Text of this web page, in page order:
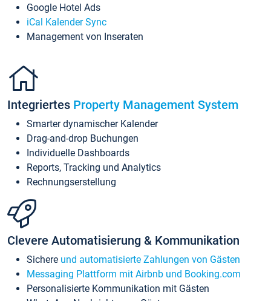
Google Hotel Ads
iCal Kalender Sync
Management von Inseraten
Integriertes Property Management System
Smarter dynamischer Kalender
Drag-and-drop Buchungen
Individuelle Dashboards
Reports, Tracking und Analytics
Rechnungserstellung
Clevere Automatisierung & Kommunikation
Sichere und automatisierte Zahlungen von Gästen
Messaging Plattform mit Airbnb und Booking.com
Personalisierte Kommunikation mit Gästen